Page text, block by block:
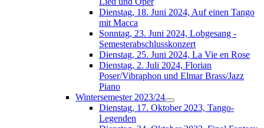
Dienstag, 18. Juni 2024, Auf einen Tango
mit Macca
Sonntag, 23. Juni 2024, Lobgesang -
Semesterabschlusskonzert
Dienstag, 25. Juni 2024, La Vie en Rose
Dienstag, 2. Juli 2024, Florian
Poser/Vibraphon und Elmar Brass/Jazz
Piano
Wintersemester 2023/24
Dienstag, 17. Oktober 2023, Tango-
Legenden